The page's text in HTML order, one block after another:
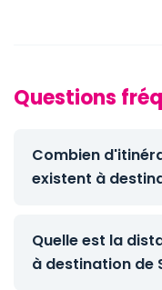
Questions
Combien
existent à
Quelle est la
à destination de